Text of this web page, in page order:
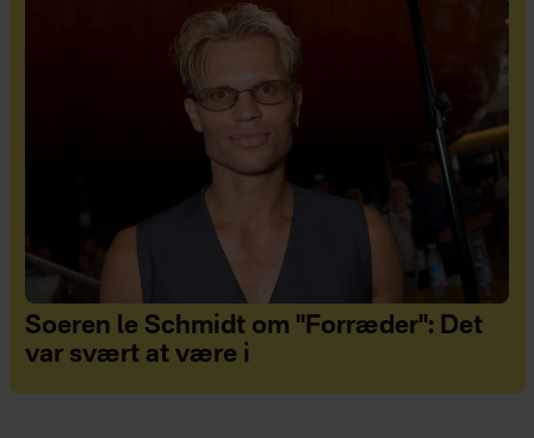
Soeren le Schmidt om "Forræder": Det
var svært at være i